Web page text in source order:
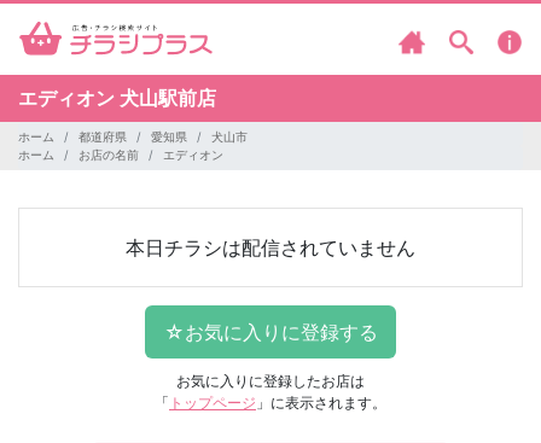
エディオン 犬山駅前店
ホーム 都道府県 愛知県
犬山市
ホーム
お店の名前 エディオン
本日チラシは配信されていません
お気に入りに登録したお店は
「 トップページ 」に表示されます。